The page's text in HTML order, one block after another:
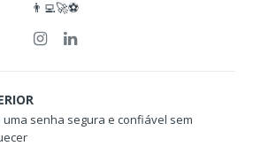
👨‍💻🚀⚽
uma senha segura e confiável sem